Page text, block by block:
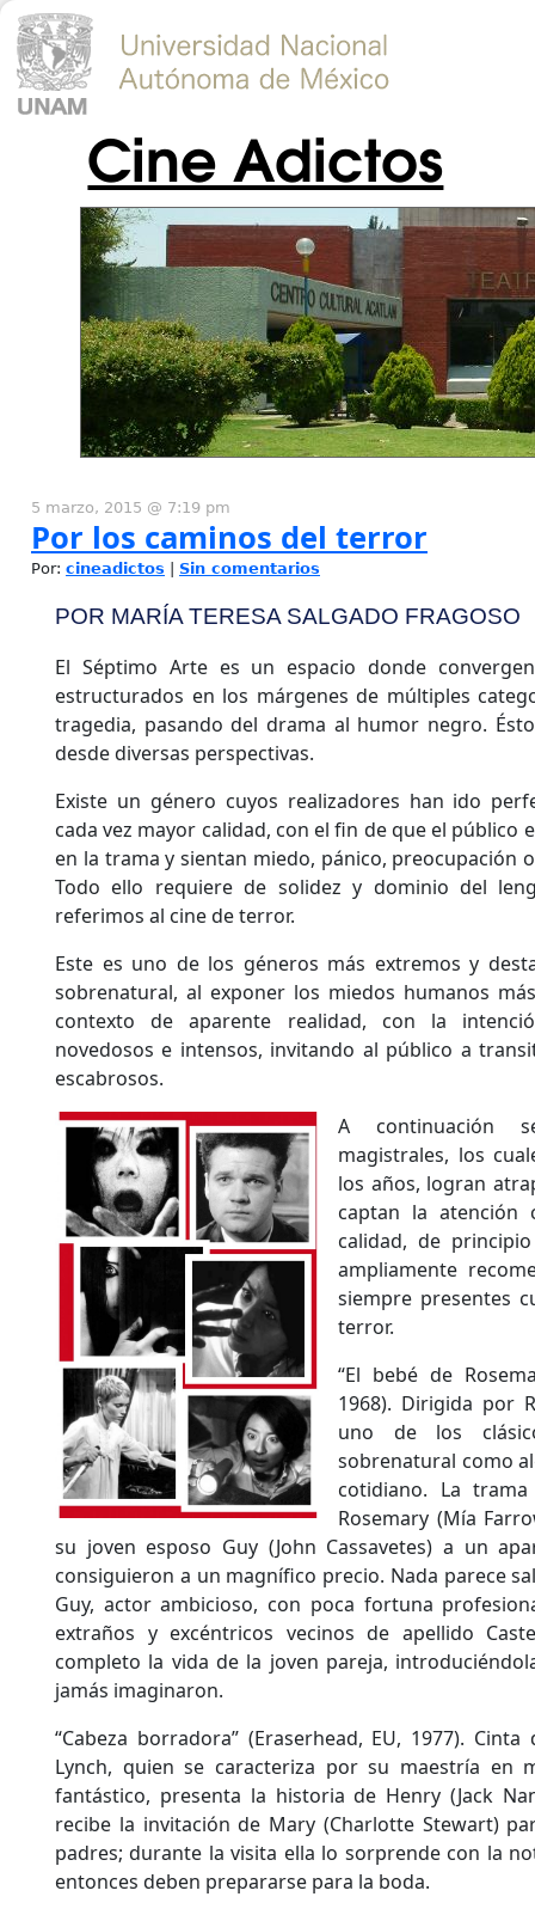
Cine Adictos
5 marzo, 2015 @ 7:19 pm
Por los caminos del terror
Por: cineadictos Sin comentarios
POR MARÍA TERESA SALGADO FRAGOSO
El Séptimo Arte es un espacio donde
estructurados en los márgenes de múltiples
tragedia, pasando del drama al humor negro.
desde diversas perspectivas.
Existe un género cuyos realizadores han ido
cada vez mayor calidad, con el fin de que el público
en la trama y sientan miedo, pánico, preocupación
Todo ello requiere de solidez y dominio del
referimos al cine de terror.
Este es uno de los géneros más extremos y
sobrenatural, al exponer los miedos humanos
contexto de aparente realidad, con la
novedosos e intensos, invitando al público a
escabrosos.
A continuación
magistrales, los
los años, logran
captan la atención
calidad, de
ampliamente
siempre presentes
terror.
“El bebé de
1968). Dirigida por
uno de los
sobrenatural como
cotidiano. La
Rosemary (Mía
su joven esposo Guy (John Cassavetes) a un
consiguieron a un magnífico precio. Nada parece
Guy, actor ambicioso, con poca fortuna
extraños y excéntricos vecinos de apellido
completo la vida de la joven pareja,
jamás imaginaron.
“Cabeza borradora” (Eraserhead, EU, 1977).
Lynch, quien se caracteriza por su maestría en
fantástico, presenta la historia de Henry (Jack
recibe la invitación de Mary (Charlotte Stewart)
padres; durante la visita ella lo sorprende con la
entonces deben prepararse para la boda.